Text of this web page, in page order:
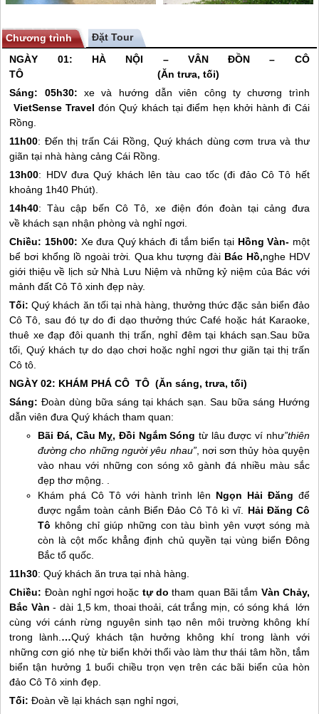
Chương trình
NGÀY 01: HÀ NỘI – VÂN ĐỒN – CÔ
TÔ (Ăn trưa, tối)
Sáng: 05h30: xe và hướng dẫn viên công tychương trình
VietSense Travel đón Quý khách tại điểm hẹn khởi hành đi Cái
Rồng.
11h00: Đến thị trấn Cái Rồng, Quý khách dùng cơm trưa và thư
giãn tại nhà hàng cảng Cái Rồng.
13h00: HDV đưa Quý khách lên tàu cao tốc (đi đảoCô Tô hết
khoảng 1h40 Phút).
14h40: Tàu cập bếnCô Tô , xe điện đón đoàn tại cảng đưa
về khách sạn nhận phòng và nghỉ ngơi.
Chiều: 15h00: Xe đưa Quý khách đi tắm biển tại Hồng Vàn- một
bể bơi khổng lồ ngoài trời. Qua khu tượng đài Bác Hồ,nghe HDV
giới thiệu về lịch sử Nhà Lưu Niệm và những kỷ niệm của Bác với
mảnh đấtCô Tô xinh đẹp này.
Tối:Quý khách ăn tối tại nhà hàng, thưởng thức đặc sản biển đảo
Cô Tô , sau đó tự do đi dạo thưởng thức Café hoặc hát Karaoke,
thuê xe đạp đôi quanh thị trấn, nghỉ đêm tại khách sạn.Sau bữa
tối, Quý khách tự do dạo chơi hoặc nghỉ ngơi thư giãn tại thị trấn
Cô tô
NGÀY 02: KHÁM PHÁ CÔ TÔ (Ăn sáng, trưa, tối)
Sáng:Đoàn dùng bữa sáng tại khách sạn. Sau bữa sáng Hướng
dẫn viên đưa Quý khách tham quan:
Bãi Đá, Cầu Mỵ, Đồi Ngắm Sóngtừ lâu được ví như”thiên
đường cho những người yêu nhau”, nơi sơn thủy hòa quyện
vào nhau với những con sóng xô gành đá nhiều màu sắc
đẹp thơ mộng. .
Khám phá Cô Tôvới hành trình lên Ngọn Hải Đăng để
được ngắm toàn cảnh Biển Đảo Cô Tô kì vĩ. Hải Đăng Cô
Tô không chỉ giúp những con tàu bình yên vượt sóng mà
còn là cột mốc khẳng định chủ quyền tại vùng biển Đông
Bắc tổ quốc.
11h30: Quý khách ăn trưa tại nhà hàng.
Chiều: Đoàn nghỉ ngơi hoặc tự do tham quan Bãi tắm Vàn Chảy,
Bắc Vàn - dài 1,5 km, thoai thoải, cát trắng mịn, có sóng khá lớn
cùng với cánh rừng nguyên sinh tạo nên môi trường không khí
trong lành. …Quý khách tận hưởng không khí trong lành với
những cơn gió nhẹ từ biển khởi thổi vào làm thư thái tâm hồn, tắm
biển tận hưởng 1 buổi chiều trọn vẹn trên các bãi biển của hòn
đảoCô Tô xinh đẹp.
Tối: Đoàn về lại khách sạn nghỉ ngơi,